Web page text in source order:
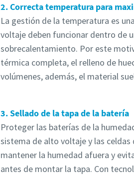
2. Correcta temperatura para
La gestión de la temperatura es
voltaje deben funcionar dentro de
sobrecalentamiento. Por este
térmica completa, el relleno de
volúmenes, además, el material
3. Sellado de la tapa de la batería
Proteger las baterías de la
sistema de alto voltaje y las celdas
mantener la humedad afuera y
antes de montar la tapa. Con